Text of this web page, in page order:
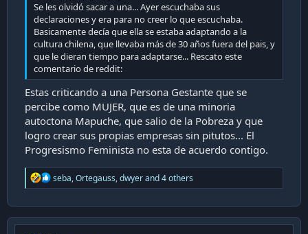
Se les olvidó sacar a una... Ayer escuchaba sus
declaraciones y era para no creer lo que escuchaba.
Basicamente decía que ella se estaba adaptando a la
cultura chilena, que llevaba más de 30 años fuera del pais, y
que le dieran tiempo para adaptarse... Rescato este
comentario de reddit:
Estas criticando a una Persona Gestante que se
percibe como MUJER, que es de una minoria
autoctona Mapuche, que salio de la Pobreza y que
logro crear sus propias empresas sin pitutos... El
Progresismo Feminista no esta de acuerdo contigo.
R
e
c
t
seba,Ortegauss,dwyerand 4 others